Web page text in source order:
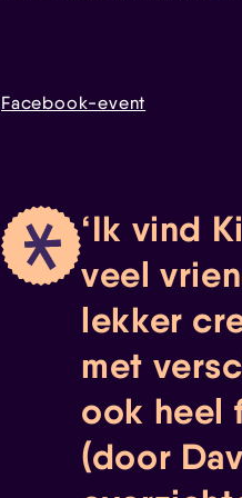
Facebook-event
Ik vind
veel
lekker
met
ook heel
(door